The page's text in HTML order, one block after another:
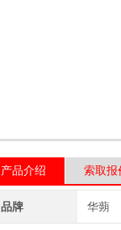
产品介绍 索取报
品牌 华蒴